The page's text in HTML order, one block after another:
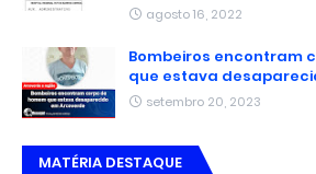
agosto 16, 2022
Bombeiros encontram
que estava
setembro 20, 2023
MATÉRIA DESTAQUE